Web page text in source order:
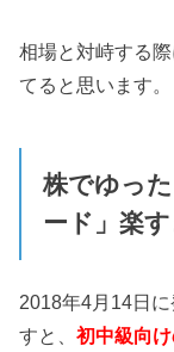
相場と対峙する
てると思います。
株でゆっ
ード」楽
2018年4月14日
すと、初中級向